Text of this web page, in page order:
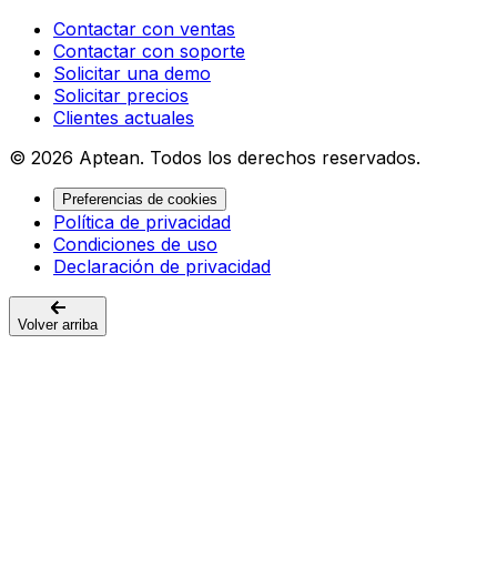
Contactar con ventas
Contactar con soporte
Solicitar una demo
Solicitar precios
Clientes actuales
© 2026 Aptean. Todos los derechos reservados.
Preferencias de cookies
Política de privacidad
Condiciones de uso
Declaración de privacidad
Volver arriba